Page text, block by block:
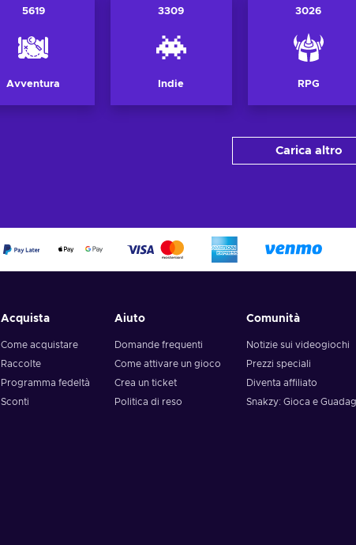
5619
Avventura
3309
Indie
3026
RPG
Carica altro
Acquista
Come acquistare
Raccolte
Programma fedeltà
Sconti
Aiuto
Domande frequenti
Come attivare un gioco
Crea un ticket
Politica di reso
Comunità
Notizie sui videogiochi
Prezzi speciali
Diventa affiliato
Snakzy: Gioca e